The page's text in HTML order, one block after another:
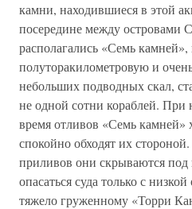
камни, находившиеся в этой
посередине между островами
располагались «Семь
полуторакилометровую и
небольших подводных скал,
не одной сотни кораблей. При
время отливов «Семь камней»
спокойно обходят их
приливов они скрываются под
опасаться суда только с
тяжело груженному «Торри